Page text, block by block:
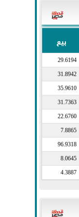
بيع
29.6194
31.8942
35.9610
31.7363
22.6760
7.8865
96.9318
8.0645
4.3887